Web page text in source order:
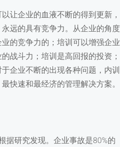
让企业的血液不断的得到更新，
远的具有竞争力。从企业的角度
的竞争力的；培训可以增强企业
战斗力；培训是高回报的投资；
企业不断的出现各种问题，内训
快速和最经济的管理解决方案。
据研究发现。企业事故是80%的